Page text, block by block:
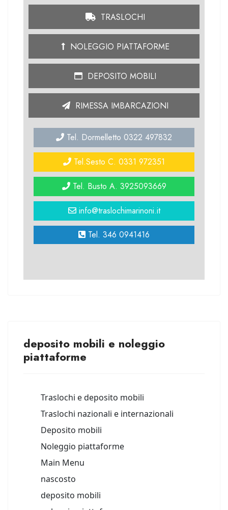
TRASLOCHI
NOLEGGIO PIATTAFORME
DEPOSITO MOBILI
RIMESSA IMBARCAZIONI
Tel. Dormelletto 0322 497832
Tel.Sesto C. 0331 972351
Tel. Busto A. 3925093669
info@traslochimarinoni.it
Tel. 346 0941416
deposito mobili e noleggio
piattaforme